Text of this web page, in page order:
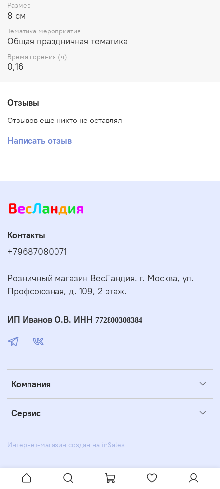
Размер
8 см
Тематика мероприятия
Общая праздничная тематика
Время горения (ч)
0,16
Отзывы
Отзывов еще никто не оставлял
Написать отзыв
Компания
Сервис
Контакты
+79687080071
Розничный магазин ВесЛандия. г. Москва, ул.
Профсоюзная, д. 109, 2 этаж.
ИП Иванов О.В. ИНН 772800308384
Интернет-магазин создан на inSales